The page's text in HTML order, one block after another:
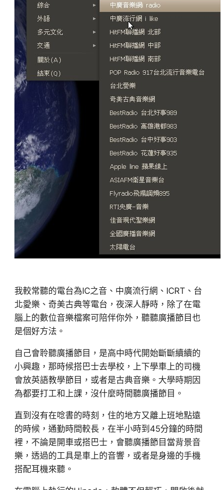
我較常聽的電台為IC之音、中廣流行網、ICRT、台
北愛樂、奇美古典等電台，夜深人靜時，除了在電
腦上的數位音樂檔案可陪伴你外，聽聽廣播節目也
是個好方法。
自己會聆聽廣播節目，是高中時代開始斷斷續續的
小興趣，那時候搭巴士去學校，上下學車上的司機
會放英語教學節目，或者是古典音樂。大學時期因
為都要打工和上課，沒什麼時間聽廣播節目。
直到沒有在唸書的時刻，住的地方又離上班地點遠
的時候，通勤時間較長，在半小時到45分鐘的時間
裡，不論是開車或搭巴士，會聽廣播節目當背景音
樂，透過的工具是車上的音響，或者是身邊的手機
搭配耳機來聽。